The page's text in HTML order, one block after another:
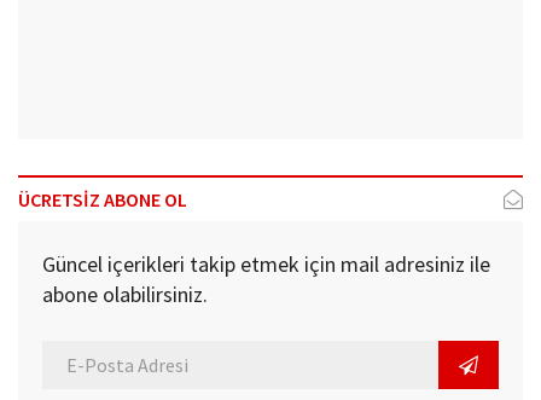
ÜCRETSİZ ABONE OL
Güncel içerikleri takip etmek için mail adresiniz ile
abone olabilirsiniz.